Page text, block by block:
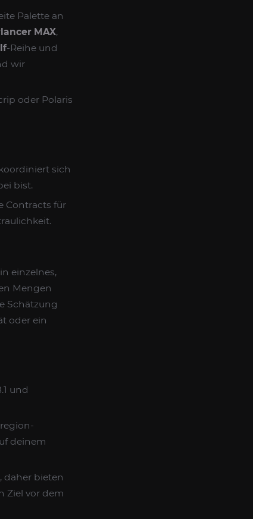
Palette an
MAX,
-Reihe und
wir
oder Polaris
sich
bist.
Contracts für
einzelnes,
Mengen
Schätzung
oder ein
und
deinem
daher bieten
Ziel vor dem